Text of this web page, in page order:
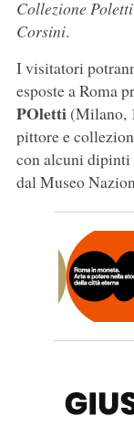
Collezione
Corsini.
I visitatori
esposte a Roma
POletti(Milano,
pittore e
con alcuni dipinti
dal Museo